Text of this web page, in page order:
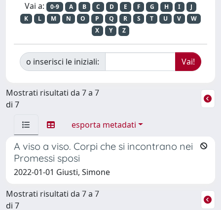
Vai a: 0-9 A B C D E F G H I
J
K
L M N O P Q R S T U V
W
X
Y Z
o inserisci le iniziali:
Mostrati risultati da 7 a 7
di 7
esporta metadati
A viso a viso. Corpi che si incontrano nei
Promessi sposi
2022-01-01 Giusti, Simone
Mostrati risultati da 7 a 7
di 7